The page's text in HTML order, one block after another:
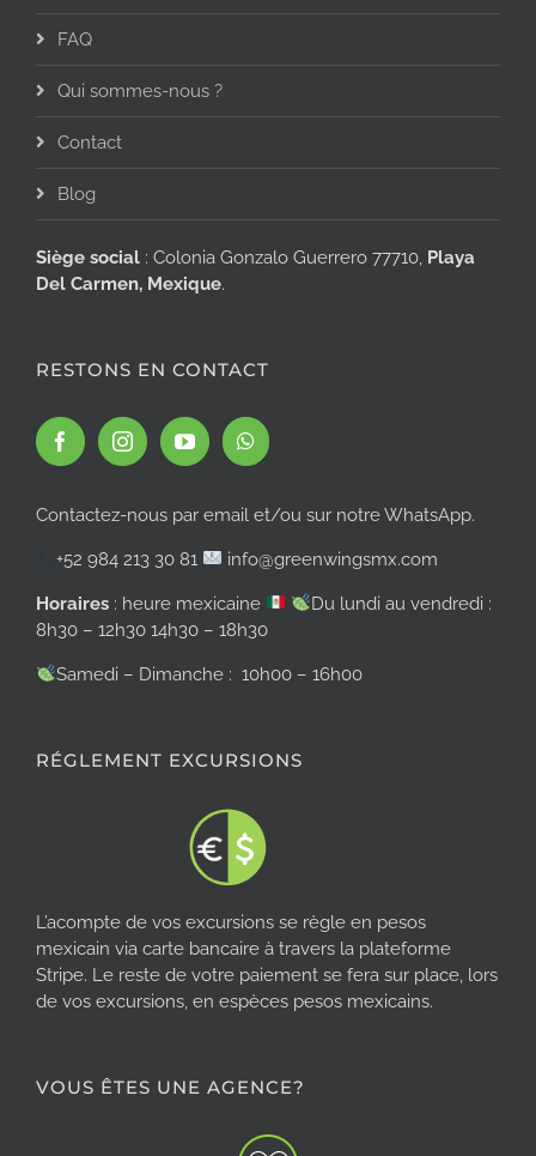
FAQ
Qui sommes-nous ?
Contact
Blog
Siège social : Colonia Gonzalo Guerrero 77710, Playa
Del Carmen, Mexique.
RESTONS EN CONTACT
Contactez-nous par email et/ou sur notre WhatsApp.
+52 984 213 30 81 info@greenwingsmx.com
Horaires : heure mexicaine
Du lundi au vendredi :
8h30 – 12h30 14h30 – 18h30
Samedi – Dimanche : 10h00 – 16h00
RÉGLEMENT EXCURSIONS
L’acompte de vos excursions se règle en pesos
mexicain via carte bancaire à travers la plateforme
Stripe. Le reste de votre paiement se fera sur place, lors
de vos excursions, en espèces pesos mexicains.
VOUS ÊTES UNE AGENCE?